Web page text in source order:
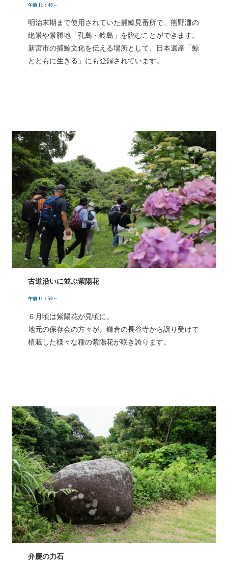
午前 11：40 ～
明治末期まで使用されていた捕鯨見番所で、熊野灘の
絶景や景勝地「孔島・鈴島」を臨むことができます。
新宮市の捕鯨文化を伝える場所として、日本遺産「鯨
とともに生きる」にも登録されています。
古道沿いに並ぶ紫陽花
午前 11：50～
６月頃は紫陽花が見頃に。
地元の保存会の方々が。鎌倉の長谷寺から譲り受けて
植栽した様々な種の紫陽花が咲き誇ります。
弁慶の力石